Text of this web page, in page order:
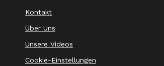
Kontakt
Über Uns
Unsere Videos
Cookie-Einstellungen